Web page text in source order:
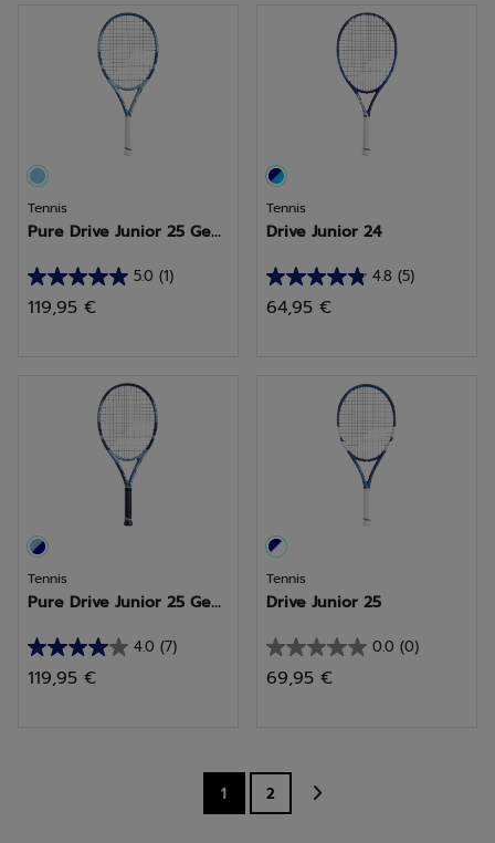
Tennis
Pure Drive Junior 25 Ge...
5.0 (1)
5.0
sur
119,95 €
Tennis
Drive Junior 24
4.8 (5)
4.8
sur
64,95 €
Tennis
Pure Drive Junior 25 Ge...
4.0 (7)
4.0
sur
119,95 €
Tennis
Drive Junior 25
0.0 (0)
0.0
sur
69,95 €
1 2